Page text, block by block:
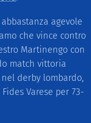
agevole
che vince contro
Martinengo con
match vittoria
derby lombardo,
Varese per 73-